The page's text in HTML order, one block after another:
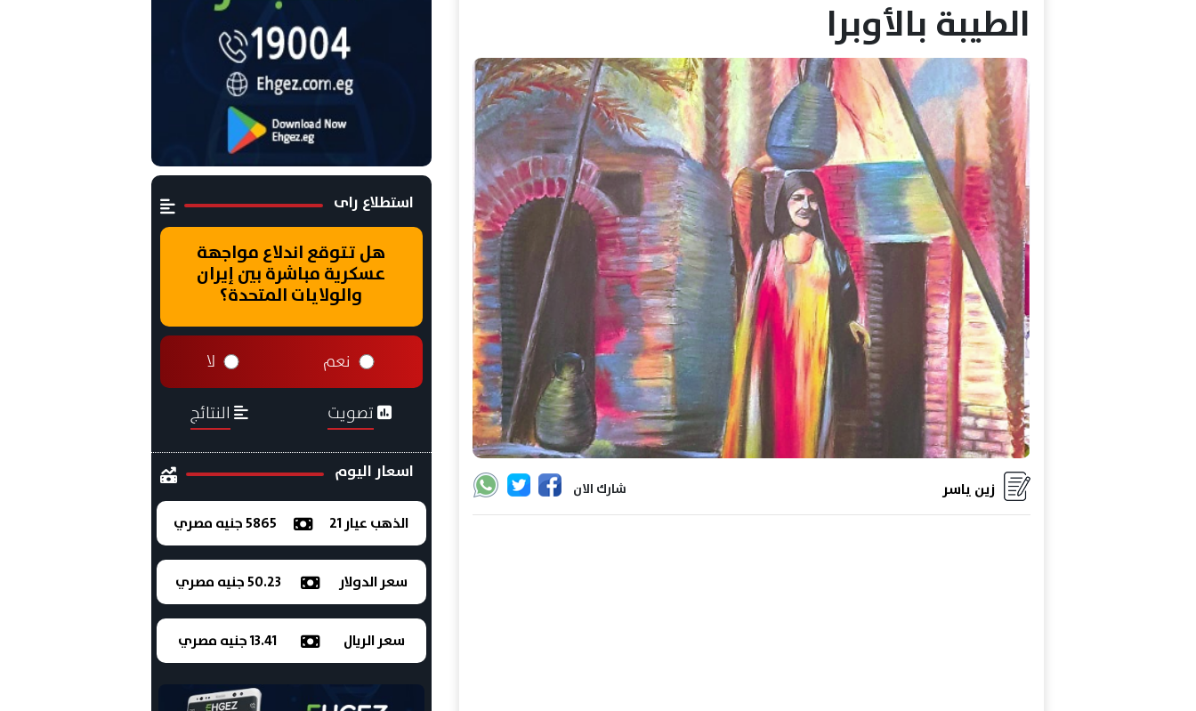
الطيبة بالأوبرا
شارك الان زين ياسر
استطلاع راى
هل تتوقع اندلاع مواجهة
عسكرية مباشرة بين إيران
والولايات المتحدة؟
نعم لا
تصويت النتائج
اسعار اليوم
الذهب عيار 21 5865 جنيه مصري
سعر الدولار 50.23 جنيه مصري
سعر الريال 13.41 جنيه مصري